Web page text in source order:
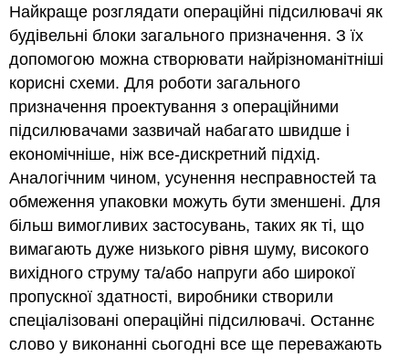
Найкраще розглядати операційні підсилювачі як
будівельні блоки загального призначення. З їх
допомогою можна створювати найрізноманітніші
корисні схеми. Для роботи загального
призначення проектування з операційними
підсилювачами зазвичай набагато швидше і
економічніше, ніж все-дискретний підхід.
Аналогічним чином, усунення несправностей та
обмеження упаковки можуть бути зменшені. Для
більш вимогливих застосувань, таких як ті, що
вимагають дуже низького рівня шуму, високого
вихідного струму та/або напруги або широкої
пропускної здатності, виробники створили
спеціалізовані операційні підсилювачі. Останнє
слово у виконанні сьогодні все ще переважають